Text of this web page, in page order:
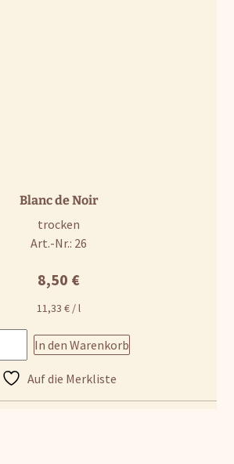
Blanc de Noir
trocken
Art.-Nr.: 26
8,50 €
11,33 € /l
In den Warenkorb
Auf die Merkliste